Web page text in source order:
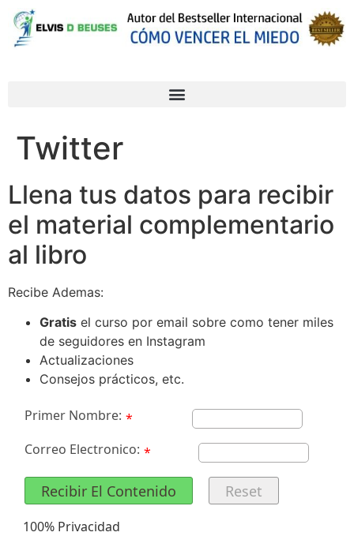
Twitter
Llena tus datos para recibir
el material complementario
al libro
Recibe Ademas:
Gratis el curso por email sobre como tener miles
de seguidores en Instagram
Actualizaciones
Consejos prácticos, etc.
Primer Nombre: *
Correo Electronico: *
Recibir El Contenido Reset
100% Privacidad